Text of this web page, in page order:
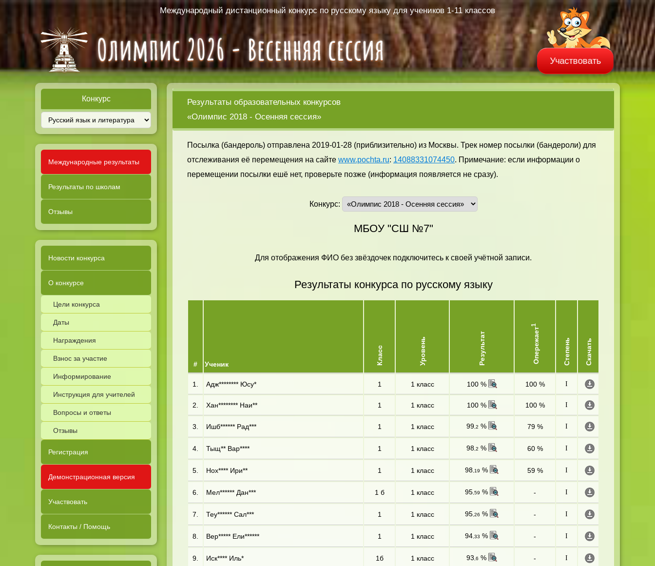
Международный дистанционный конкурс по русскому языку для учеников 1-11 классов
Участвовать
Конкурс
Международные результаты
Результаты по школам
Отзывы
Новости конкурса
О конкурсе
Цели конкурса
Даты
Награждения
Взнос за участие
Информирование
Инструкция для учителей
Вопросы и ответы
Отзывы
Регистрация
Демонстрационная версия
Участвовать
Контакты / Помощь
Результаты образовательных конкурсов
«Олимпис 2018 - Осенняя сессия»
Посылка (бандероль) отправлена 2019-01-28 (приблизительно) из Москвы. Трек номер посылки (бандероли) для
отслеживания её перемещения на сайте www.pochta.ru: 14088331074450. Примечание: если информации о
перемещении посылки ешё нет, проверьте позже (информация появляется не сразу).
Конкурс:
МБОУ "СШ №7"
Для отображения ФИО без звёздочек подключитесь к своей учётной записи.
Результаты конкурса по русскому языку
# Ученик Класс Уровень Результат Опережает
1
Степень Скачать
1. Адж******** Юсу* 1 1 класс 100 % 100 % I
2. Хан******** Наи** 1 1 класс 100 % 100 % I
3. Ишб****** Рад*** 1 1 класс 99 ,2 % 79 % I
4. Тыщ** Вар**** 1 1 класс 98 ,2 % 60 % I
5. Нох**** Ири** 1 1 класс 98 ,19 % 59 % I
6. Мел****** Дан*** 1 б 1 класс 95 ,59 % - I
7. Теу****** Сал*** 1 1 класс 95 ,26 % - I
8. Вер***** Ели****** 1 1 класс 94 ,33 % - I
9. Иск**** Иль* 1б 1 класс 93 ,6 % - I